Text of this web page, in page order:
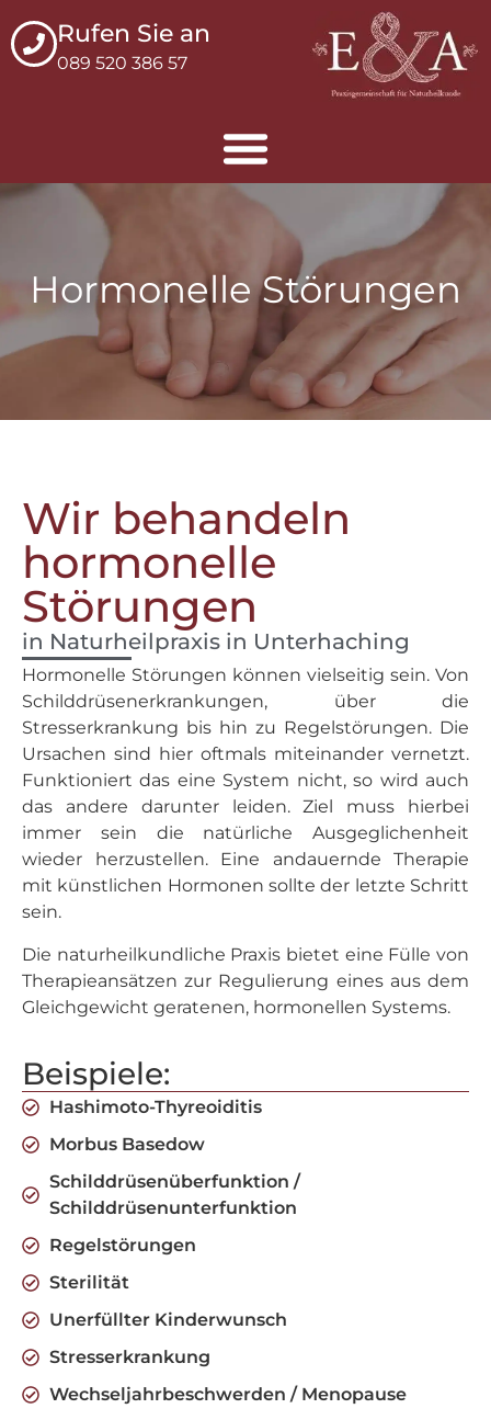
springenRufen Sie an
089 520 386 57
Hormonelle Störungen
Wir behandeln
hormonelle
Störungen
in Naturheilpraxis in Unterhaching
Hormonelle Störungen können vielseitig sein. Von
Schilddrüsenerkrankungen, über die
Stresserkrankung bis hin zu Regelstörungen. Die
Ursachen sind hier oftmals miteinander vernetzt.
Funktioniert das eine System nicht, so wird auch
das andere darunter leiden. Ziel muss hierbei
immer sein die natürliche Ausgeglichenheit
wieder herzustellen. Eine andauernde Therapie
mit künstlichen Hormonen sollte der letzte Schritt
sein.
Die naturheilkundliche Praxis bietet eine Fülle von
Therapieansätzen zur Regulierung eines aus dem
Gleichgewicht geratenen, hormonellen Systems.
Beispiele:
Hashimoto-Thyreoiditis
Morbus Basedow
Schilddrüsenüberfunktion /
Schilddrüsenunterfunktion
Regelstörungen
Sterilität
Unerfüllter Kinderwunsch
Stresserkrankung
Wechseljahrbeschwerden / Menopause